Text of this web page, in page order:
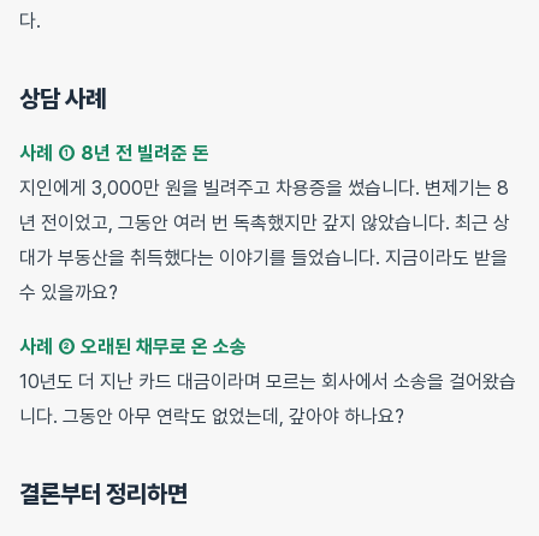
다.
상담 사례
사례 ① 8년 전 빌려준 돈
지인에게 3,000만 원을 빌려주고 차용증을 썼습니다. 변제기는 8
년 전이었고, 그동안 여러 번 독촉했지만 갚지 않았습니다. 최근 상
대가 부동산을 취득했다는 이야기를 들었습니다. 지금이라도 받을
수 있을까요?
사례 ② 오래된 채무로 온 소송
10년도 더 지난 카드 대금이라며 모르는 회사에서 소송을 걸어왔습
니다. 그동안 아무 연락도 없었는데, 갚아야 하나요?
결론부터 정리하면